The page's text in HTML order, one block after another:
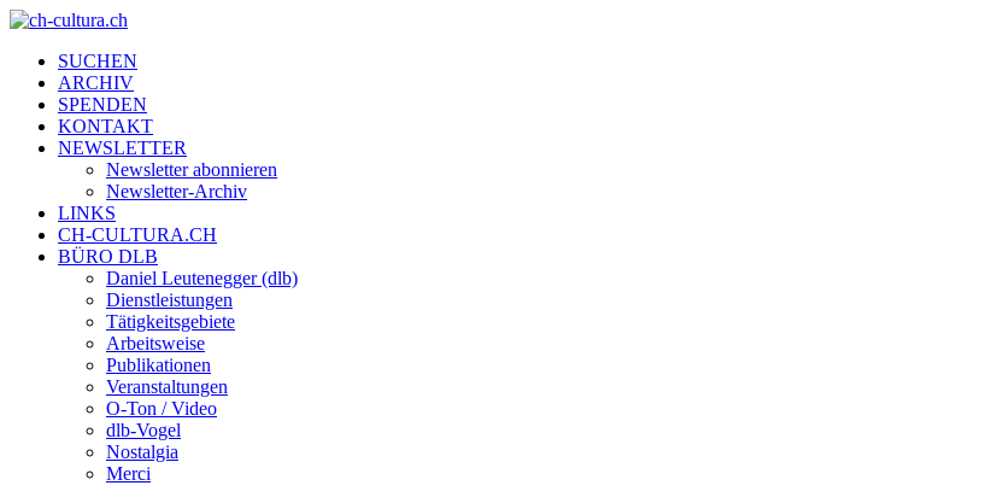
SUCHEN
ARCHIV
SPENDEN
KONTAKT
NEWSLETTER
Newsletter abonnieren
Newsletter-Archiv
LINKS
CH-CULTURA.CH
BÜRO DLB
Daniel Leutenegger (dlb)
Dienstleistungen
Tätigkeitsgebiete
Arbeitsweise
Publikationen
Veranstaltungen
O-Ton / Video
dlb-Vogel
Nostalgia
Merci